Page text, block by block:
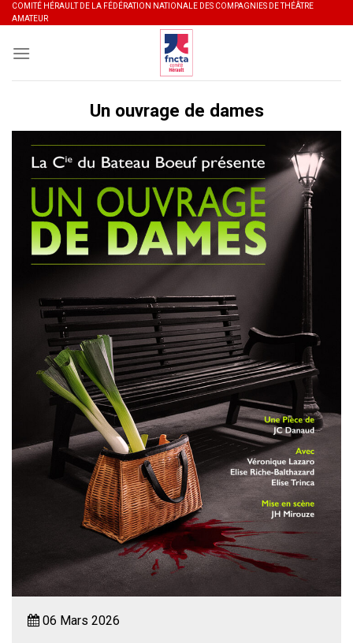
Skip
to
content
COMITÉ HÉRAULT DE LA FÉDÉRATION NATIONALE DES COMPAGNIES DE THÉÂTRE
AMATEUR
Un ouvrage de dames
06 Mars 2026